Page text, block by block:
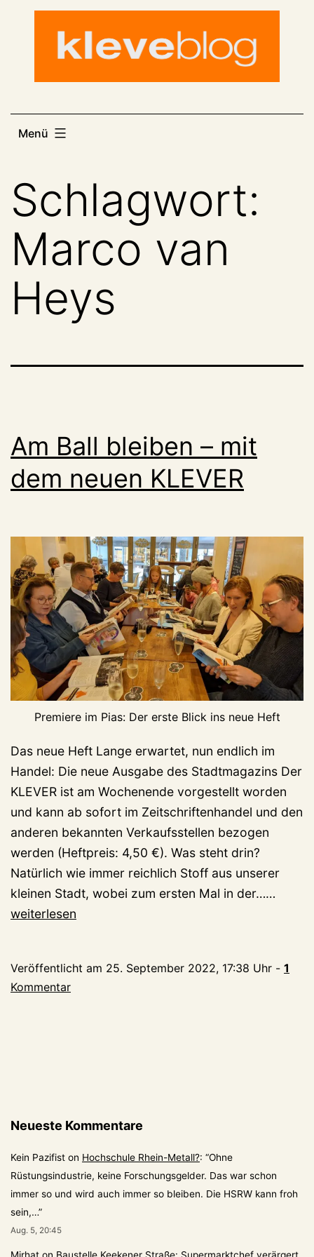
Menü
Schlagwort:
Marco van
Heys
Am Ball bleiben – mit
dem neuen KLEVER
Premiere im Pias: Der erste Blick ins neue Heft
Das neue Heft Lange erwartet, nun endlich im
Handel: Die neue Ausgabe des Stadtmagazins Der
KLEVER ist am Wochenende vorgestellt worden
und kann ab sofort im Zeitschriftenhandel und den
anderen bekannten Verkaufsstellen bezogen
werden (Heftpreis: 4,50 €). Was steht drin?
Natürlich wie immer reichlich Stoff aus unserer
kleinen Stadt, wobei zum ersten Mal in der……
mit
weiterlesen
Veröffentlicht am 25. September 2022, 17:38 Uhr - 1
Kommentar
Neueste Kommentare
Kein Pazifist on Hochschule Rhein-Metall?: “Ohne
Rüstungsindustrie, keine Forschungsgelder. Das war schon
immer so und wird auch immer so bleiben. Die HSRW kann froh
sein,…”
Aug. 5, 20:45